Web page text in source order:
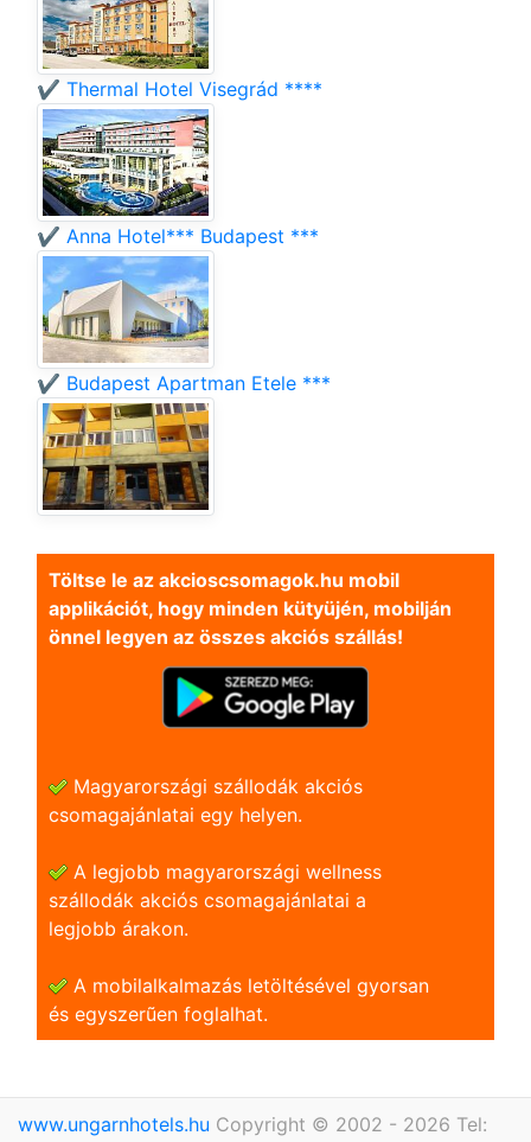
✔️ Thermal Hotel Visegrád ****
✔️ Anna Hotel*** Budapest ***
✔️ Budapest Apartman Etele ***
Töltse le az akcioscsomagok.hu mobil
applikációt, hogy minden kütyüjén, mobilján
önnel legyen az összes akciós szállás!
Magyarországi szállodák akciós
csomagajánlatai egy helyen.
A legjobb magyarországi wellness
szállodák akciós csomagajánlatai a
legjobb árakon.
A mobilalkalmazás letöltésével gyorsan
és egyszerũen foglalhat.
www.ungarnhotels.hu Copyright © 2002 - 2026 Tel: